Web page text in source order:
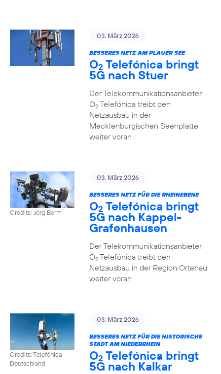
03. März 2026
BESSERES NETZ AM PLAUER SEE
O2 Telefónica bringt
5G nach Stuer
Der Telekommunikationsanbieter
O2Telefónica treibt den
Netzausbau in der
Mecklenburgischen Seenplatte
weiter voran
Credits: Jörg Borm
03. März 2026
BESSERES NETZ FÜR DIE RHEINEBENE
O2 Telefónica bringt
5G nach Kappel-
Grafenhausen
Der Telekommunikationsanbieter
O2Telefónica treibt den
Netzausbau in der Region Ortenau
weiter voran
Credits: Telefónica
Deutschland
03. März 2026
BESSERES NETZ FÜR DIE HISTORISCHE
STADT AM NIEDERRHEIN
O2 Telefónica bringt
5G nach Kalkar